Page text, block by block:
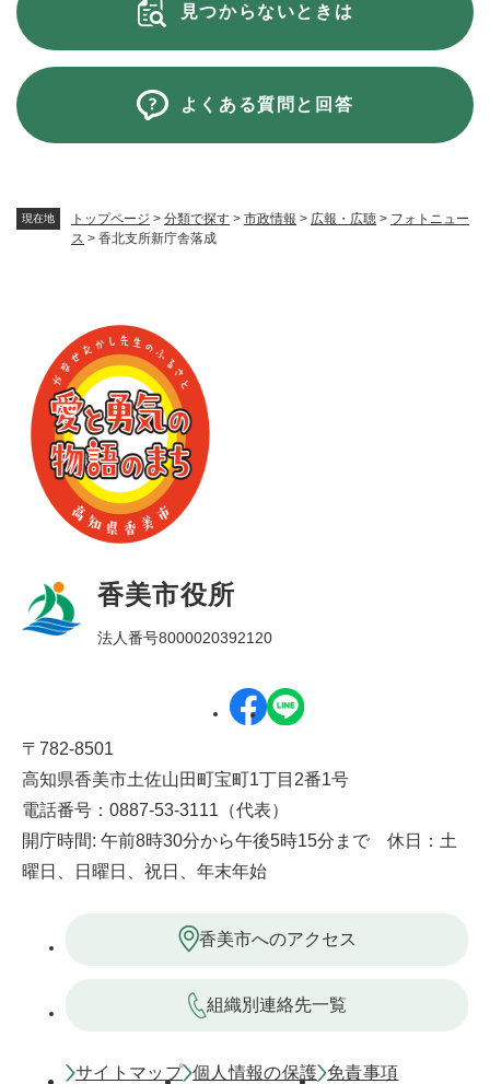
現在地 トップページ > 分類で探す > 市政情報 > 広報・広聴 > フォトニュー
ス > 香北支所新庁舎落成
見つからないときは
よくある質問と回答
香美市役所
法人番号8000020392120
〒782-8501
高知県香美市土佐山田町宝町1丁目2番1号
電話番号：0887-53-3111（代表）
開庁時間: 午前8時30分から午後5時15分まで 休日：土
曜日、日曜日、祝日、年末年始
香美市へのアクセス
組織別連絡先一覧
サイトマップ 個人情報の保護 免責事項